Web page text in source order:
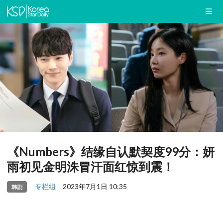
《Numbers》结缘自认默契度99分：妍
雨初见金明洙冒汗面红惊到震！
韩剧 专栏组 2023年7月1日 10:35